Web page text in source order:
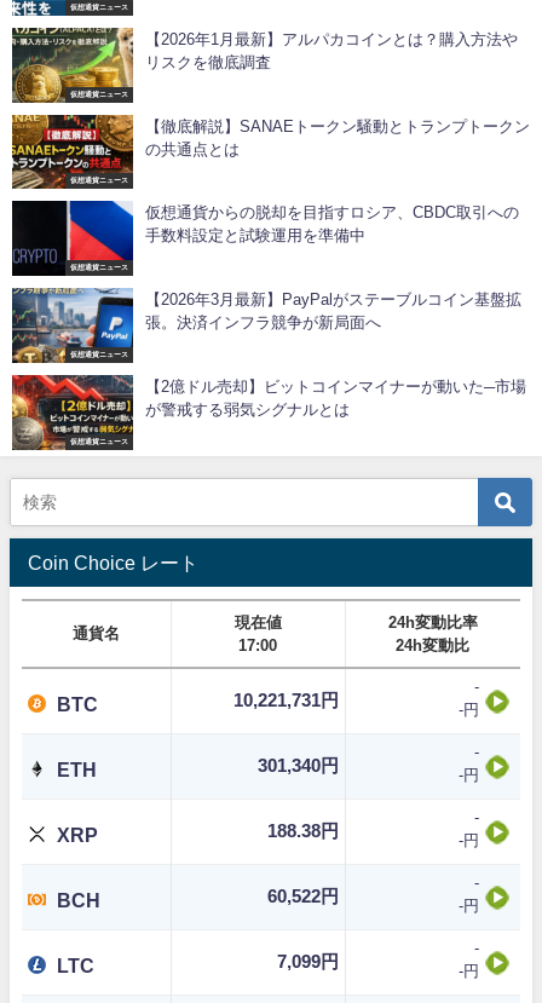
仮想通貨ニュース
仮想通貨ニュース
【2026年1月最新】アルパカコインとは？購入方法や
リスクを徹底調査
仮想通貨ニュース
【徹底解説】SANAEトークン騒動とトランプトークン
の共通点とは
仮想通貨ニュース
仮想通貨からの脱却を目指すロシア、CBDC取引への
手数料設定と試験運用を準備中
仮想通貨ニュース
【2026年3月最新】PayPalがステーブルコイン基盤拡
張。決済インフラ競争が新局面へ
仮想通貨ニュース
【2億ドル売却】ビットコインマイナーが動いた─市場
が警戒する弱気シグナルとは
Coin Choice レート
通貨名
現在値
17:00
24h変動比率
24h変動比
BTC 10,221,731円
-
-円
ETH 301,340円
-
-円
XRP 188.38円
-
-円
BCH 60,522円
-
-円
LTC 7,099円
-
-円